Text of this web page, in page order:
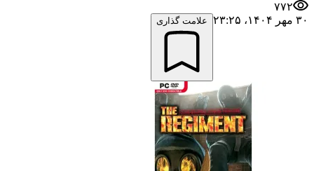
۷۷۲
۳۰ مهر ۱۴۰۴،‏ ۲۳:۲۵
علامت گذاری